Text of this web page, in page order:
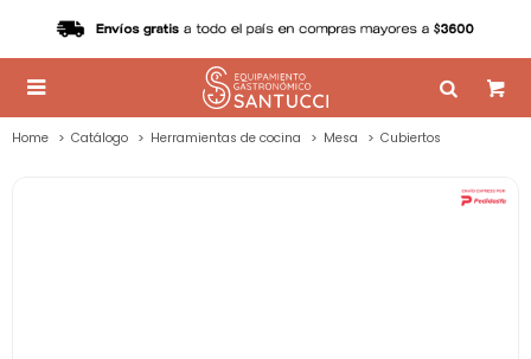

Home Catálogo Herramientas de cocina Mesa Cubiertos